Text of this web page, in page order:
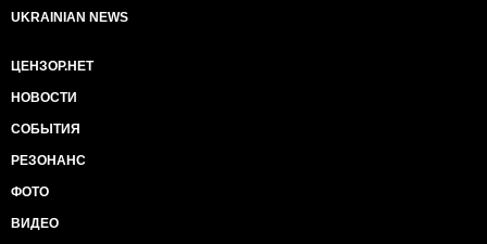
UKRAINIAN NEWS
ЦЕНЗОР.НЕТ
НОВОСТИ
СОБЫТИЯ
РЕЗОНАНС
ФОТО
ВИДЕО